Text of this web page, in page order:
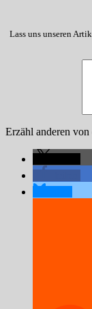
Lass uns unseren
Erzähl anderen